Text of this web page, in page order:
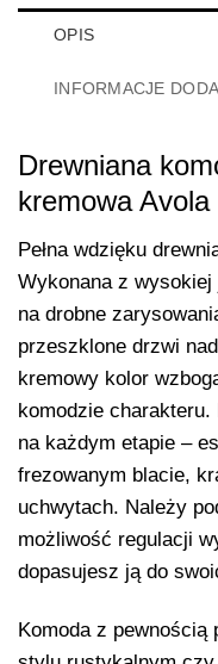
OPIS
INFORMACJE
Drewniana
kremowa Avola
Pełna wdzięku
Wykonana z
na drobne
przeszklone drzwi
kremowy kolor
komodzie charakteru.
na każdym etapie –
frezowanym blacie,
uchwytach. Należy
możliwość regulacji
dopasujesz ją do
Komoda z pewnością